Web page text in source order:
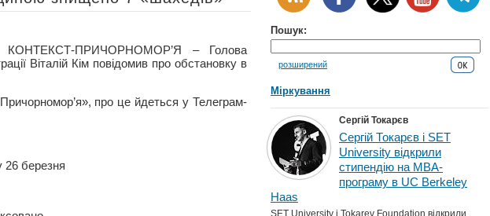
ПРИЧОРНОМОР’Я – Голова
Віталій Кім повідомив про обстановку в
про це йдеться у Телеграм-
26 березня
Пошук:
розширений
Міркування
Сергій Токарєв
Сергій Токарєв і SET
University відкрили
стипендію на MBA-
програму в UC Berkeley
Haas
SET University і Tokarev Foundation відкрили